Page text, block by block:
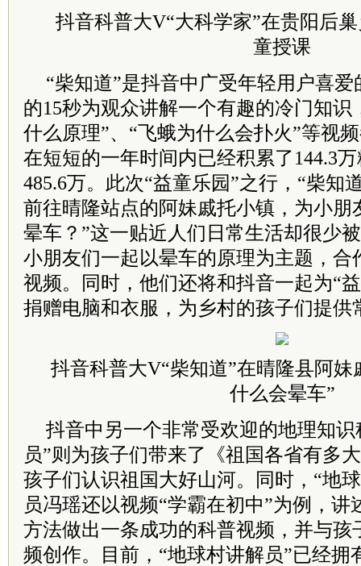
抖音科普大V“大科学家”在贵阳后
童授课
“柴知道”是抖音中广受年轻用户喜
的15秒为观众讲解一个有趣的冷门知识
什么原理”、“飞蛾为什么会扑火”等视
在短短的一年时间内已经积累了144.3
485.6万。此次“益童乐园”之行，“柴知
前往晴隆站点的阿妹戚托小镇，为小朋
晕车？”这一贴近人们日常生活却很少
小朋友们一起以晕车的原理为主题，合
视频。同时，他们还将和抖音一起为“
捐赠电脑和衣服，为乡村的孩子们提供
抖音科普大V“柴知道”在晴隆县阿妹
什么会晕车”
抖音中另一个非常受欢迎的地理知
员”则为孩子们带来了《祖国各省有多
孩子们认识祖国大好山河。同时，“地
员冯瑶还以视频“学霸在初中”为例，讲
方法做出一条成功的科普视频，并与孩
频创作。目前，“地球村讲解员”已经拥